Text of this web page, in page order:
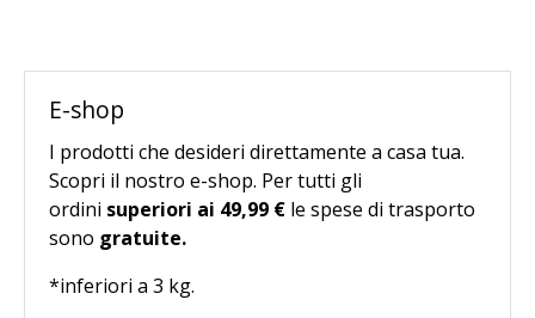
E-shop
I prodotti che desideri direttamente a casa tua.
Scopri il nostro e-shop. Per tutti gli
ordini superiori ai 49,99 € le spese di trasporto
sono gratuite.
*inferiori a 3 kg.